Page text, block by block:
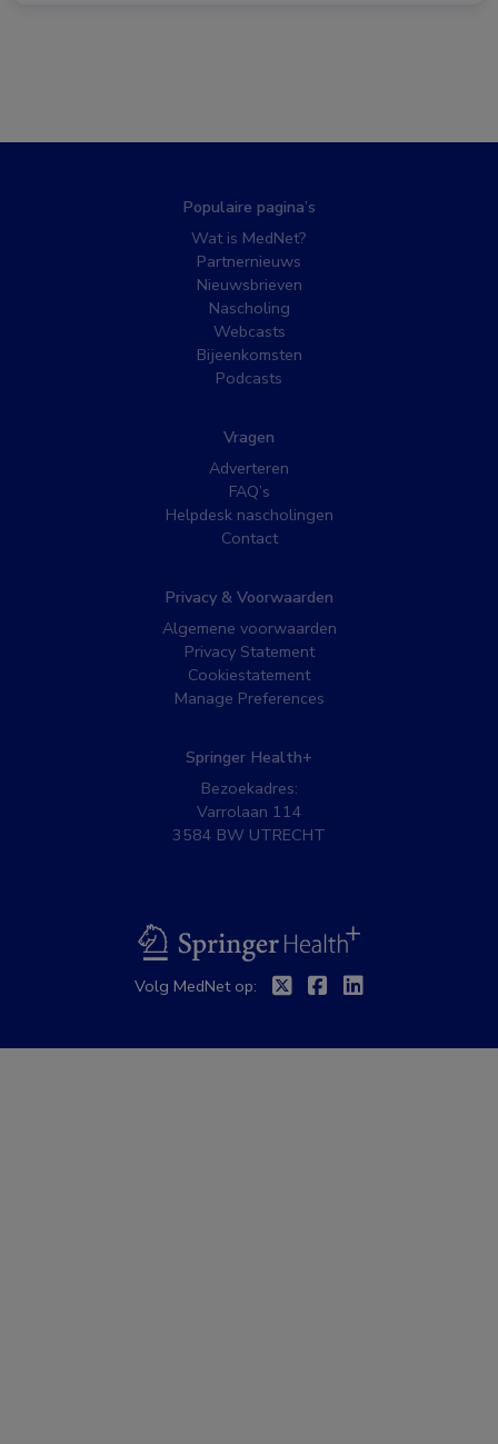
Populaire pagina’s
Wat is MedNet?
Partnernieuws
Nieuwsbrieven
Nascholing
Webcasts
Bijeenkomsten
Podcasts
Vragen
Adverteren
FAQ’s
Helpdesk nascholingen
Contact
Privacy & Voorwaarden
Algemene voorwaarden
Privacy Statement
Cookiestatement
Manage Preferences
Springer Health+
Bezoekadres:
Varrolaan 114
3584 BW UTRECHT
BSL
Volg MedNet op: TwitterFacebook
Linkedin